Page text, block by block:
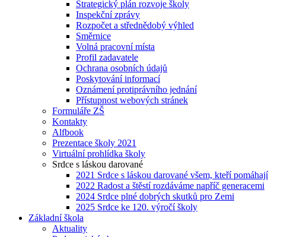
Strategický plán rozvoje školy
Inspekční zprávy
Rozpočet a střednědobý výhled
Směrnice
Volná pracovní místa
Profil zadavatele
Ochrana osobních údajů
Poskytování informací
Oznámení protiprávního jednání
Přístupnost webových stránek
Formuláře ZŠ
Kontakty
Alfbook
Prezentace školy 2021
Virtuální prohlídka školy
Srdce s láskou darované
2021 Srdce s láskou darované všem, kteří pomáhají
2022 Radost a štěstí rozdáváme napříč generacemi
2024 Srdce plné dobrých skutků pro Zemi
2025 Srdce ke 120. výročí školy
Základní škola
Aktuality